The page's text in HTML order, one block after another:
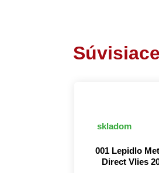
Súvisiace
skladom
001 Lepidlo
Direct Vlies